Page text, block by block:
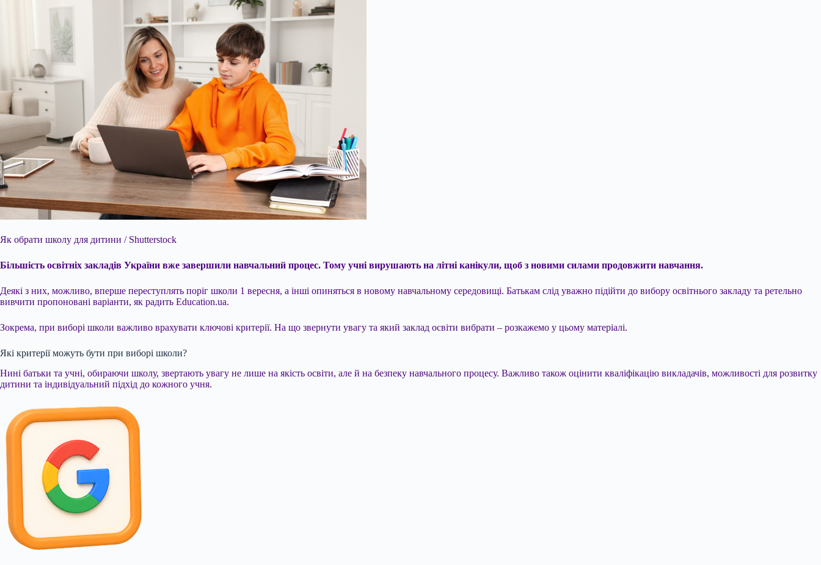
Як обрати школу для дитини / Shutterstock
Більшість освітніх закладів України вже завершили навчальний процес. Тому учні вирушають на літні канікули, щоб з новими силами продовжити навчання.
Деякі з них, можливо, вперше переступлять поріг школи 1 вересня, а інші опиняться в новому навчальному середовищі. Батькам слід уважно підійти до вибору освітнього закладу та ретельно
вивчити пропоновані варіанти, як радить Education.ua.
Зокрема, при виборі школи важливо врахувати ключові критерії. На що звернути увагу та який заклад освіти вибрати – розкажемо у цьому матеріалі.
Які критерії можуть бути при виборі школи?
Нині батьки та учні, обираючи школу, звертають увагу не лише на якість освіти, але й на безпеку навчального процесу. Важливо також оцінити кваліфікацію викладачів, можливості для розвитку
дитини та індивідуальний підхід до кожного учня.